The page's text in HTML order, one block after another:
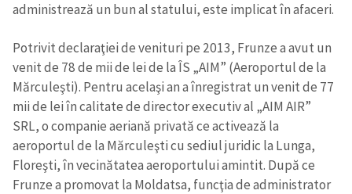
administrează un bun al statului, este implicat în afaceri.
Potrivit declaraţiei de venituri pe 2013, Frunze a avut un
venit de 78 de mii de lei de la ÎS „AIM” (Aeroportul de la
Mărculeşti). Pentru acelaşi an a înregistrat un venit de 77
mii de lei în calitate de director executiv al „AIM AIR”
SRL, o companie aeriană privată ce activează la
aeroportul de la Mărculeşti cu sediul juridic la Lunga,
Floreşti, în vecinătatea aeroportului amintit. După ce
Frunze a promovat la Moldatsa, funcţia de administrator